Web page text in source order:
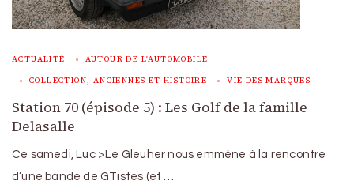
ACTUALITÉ AUTOUR DE L'AUTOMOBILE
COLLECTION, ANCIENNES ET HISTOIRE VIE DES MARQUES
Station 70 (épisode 5) : Les Golf de la famille
Delasalle
Ce samedi, Luc >Le Gleuher nous emmène à la rencontre
d’une bande de GTistes (et …